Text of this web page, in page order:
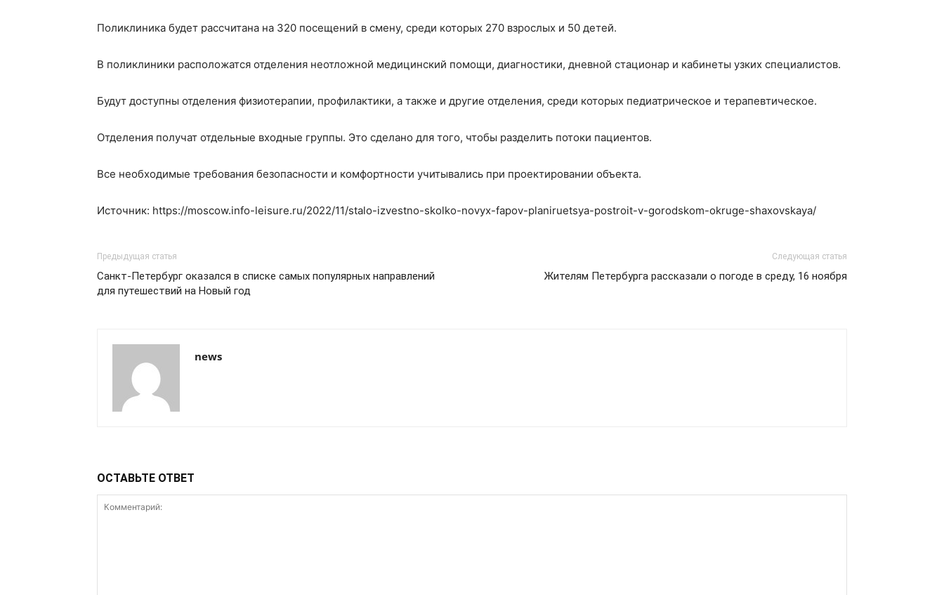
Поликлиника будет рассчитана на 320 посещений в смену, среди которых 270 взрослых и 50 детей.
В поликлиники расположатся отделения неотложной медицинский помощи, диагностики, дневной стационар и кабинеты узких специалистов.
Будут доступны отделения физиотерапии, профилактики, а также и другие отделения, среди которых педиатрическое и терапевтическое.
Отделения получат отдельные входные группы. Это сделано для того, чтобы разделить потоки пациентов.
Все необходимые требования безопасности и комфортности учитывались при проектировании объекта.
Источник: https://moscow.info-leisure.ru/2022/11/stalo-izvestno-skolko-novyx-fapov-planiruetsya-postroit-v-gorodskom-okruge-shaxovskaya/
Предыдущая статья
Санкт-Петербург оказался в списке самых популярных направлений
для путешествий на Новый год
Следующая статья
Жителям Петербурга рассказали о погоде в среду, 16 ноября
news
ОСТАВЬТЕ ОТВЕТ